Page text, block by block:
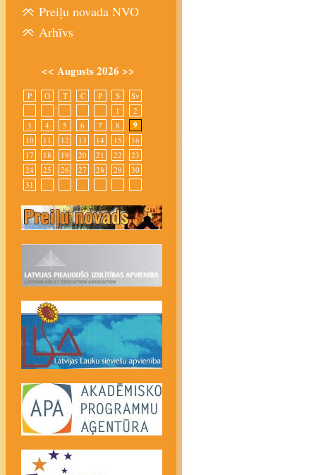
Preiļu novada NVO
Arhīvs
<< Augusts 2026 >>
P O T C P S
Sv
1
2
3
4 5 6 7 8 9
10 11 12 13 14 15
16
17
18 19 20 21 22
23
24
25 26 27 28 29
30
31